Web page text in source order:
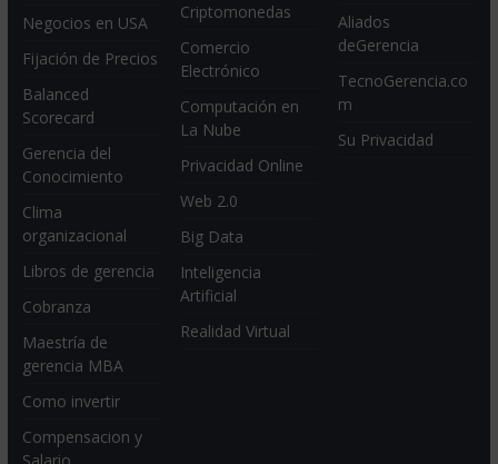
Negocios en USA
Fijación de Precios
Balanced
Scorecard
Gerencia del
Conocimiento
Clima
organizacional
Libros de gerencia
Cobranza
Maestría de
gerencia MBA
Como invertir
Compensacion y
Criptomonedas
Comercio
Electrónico
Computación en
La Nube
Privacidad Online
Web 2.0
Big Data
Inteligencia
Artificial
Realidad Virtual
Aliados
deGerencia
TecnoGerencia.co
m
Su Privacidad